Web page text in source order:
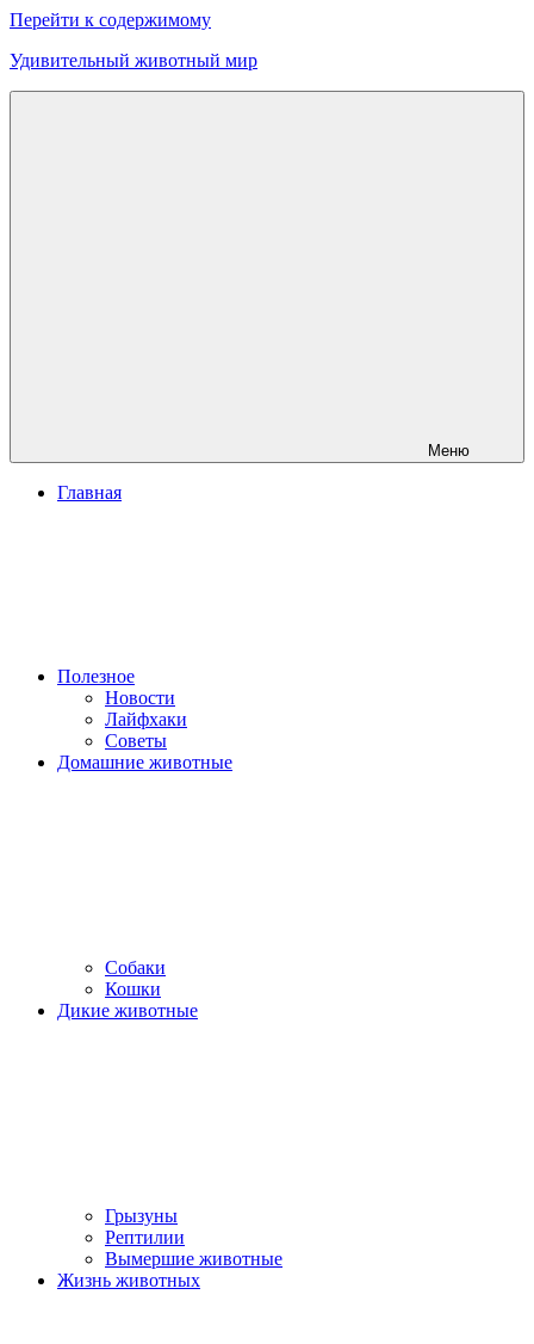
Перейти к содержимому
Удивительный животный мир
Меню
Главная
Полезное
Новости
Лайфхаки
Советы
Домашние животные
Собаки
Кошки
Дикие животные
Грызуны
Рептилии
Вымершие животные
Жизнь животных